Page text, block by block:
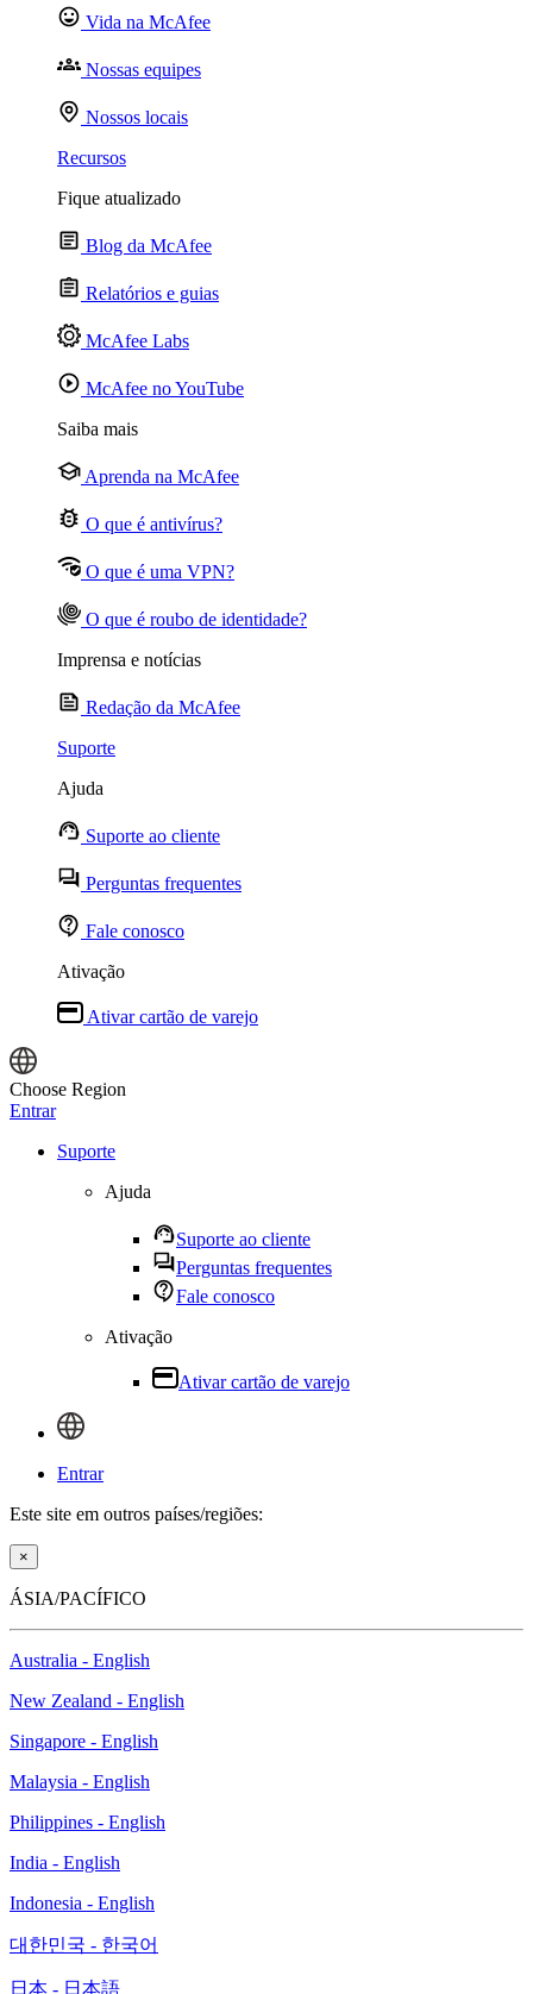
Vida na McAfee
Nossas equipes
Nossos locais
Recursos
Fique atualizado
Blog da McAfee
Relatórios e guias
McAfee Labs
McAfee no YouTube
Saiba mais
Aprenda na McAfee
O que é antivírus?
O que é uma VPN?
O que é roubo de identidade?
Imprensa e notícias
Redação da McAfee
Suporte
Ajuda
Suporte ao cliente
Perguntas frequentes
Fale conosco
Ativação
Ativar cartão de varejo
Choose Region
Entrar
Suporte
Ajuda
Suporte ao cliente
Perguntas frequentes
Fale conosco
Ativação
Ativar cartão de varejo
Entrar
Este site em outros países/regiões:
×
ÁSIA/PACÍFICO
Australia - English
New Zealand - English
Singapore - English
Malaysia - English
Philippines - English
India - English
Indonesia - English
대한민국 - 한국어
日本 - 日本語